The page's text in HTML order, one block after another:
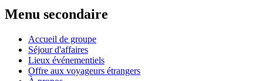
Menu secondaire
Accueil de groupe
Séjour d'affaires
Lieux événementiels
Offre aux voyageurs étrangers